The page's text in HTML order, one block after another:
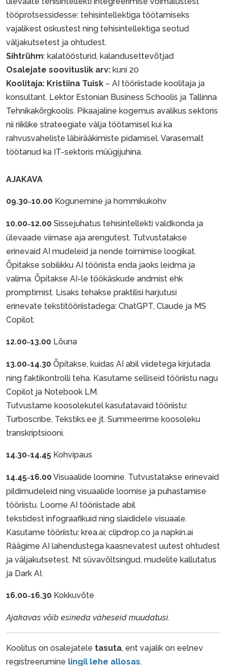
tööprotsessidesse: tehisintellektiga töötamiseks
vajalikest oskustest ning tehisintellektiga seotud
väljakutsetest ja ohtudest.
Sihtrühm: kalatöösturid, kalandusettevõtjad
Osalejate soovituslik arv: kuni 20
Koolitaja: Kristiina Tuisk – AI tööriistade koolitaja ja
konsultant. Lektor Estonian Business Schoolis ja Tallinna
Tehnikakõrgkoolis. Pikaajaline kogemus avalikus sektoris
nii riiklike strateegiate välja töötamisel kui ka
rahvusvaheliste läbirääkimiste pidamisel. Varasemalt
töötanud ka IT-sektoris müügijuhina.
AJAKAVA
09.30–10.00 Kogunemine ja hommikukohv
10.00–12.00 Sissejuhatus tehisintellekti valdkonda ja
ülevaade viimase aja arengutest. Tutvustatakse
erinevaid AI mudeleid ja nende toimimise loogikat.
Õpitakse sobilikku AI tööriista enda jaoks leidma ja
valima. Õpitakse AI-le töökäskude andmist ehk
promptimist. Lisaks tehakse praktilisi harjutusi
erinevate tekstitööriistadega: ChatGPT, Claude ja MS
Copilot.
12.00–13.00 Lõuna
13.00–14.30 Õpitakse, kuidas AI abil viidetega kirjutada
ning faktikontrolli teha. Kasutame selliseid tööriistu nagu
Copilot ja Notebook LM.
Tutvustame koosolekutel kasutatavaid tööriistu:
Turboscribe, Tekstiks.ee jt. Summeerime koosoleku
transkriptsiooni.
14.30–14.45 Kohvipaus
14.45–16.00Visuaalide loomine. Tutvustatakse erinevaid
pildimudeleid ning visuaalide loomise ja puhastamise
tööriistu. Loome AI tööriistade abil
tekstidest infograafikuid ning slaididele visuaale.
Kasutame tööriistu: krea.ai; clipdrop.co ja napkin.ai
Räägime AI lahendustega kaasnevatest uutest ohtudest
ja väljakutsetest. Nt süvavõltsingud, mudelite kallutatus
ja Dark AI.
16.00–16.30 Kokkuvõte
Ajakavas võib esineda väheseid muudatusi.
Koolitus on osalejatele tasuta, ent vajalik on eelnev
registreerumine lingil lehe allosas.